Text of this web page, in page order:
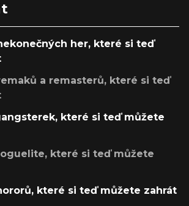
her, které si teď
a remasterů, které si teď
které si teď můžete
které si teď můžete
které si teď můžete zahrát